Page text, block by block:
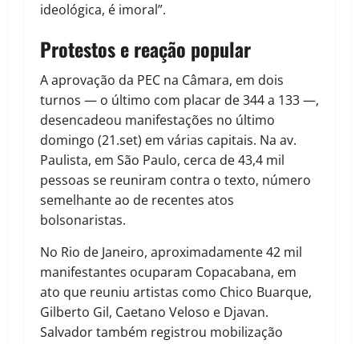
ideológica, é imoral”.
Protestos e reação popular
A aprovação da PEC na Câmara, em dois
turnos — o último com placar de 344 a 133 —,
desencadeou manifestações no último
domingo (21.set) em várias capitais. Na av.
Paulista, em São Paulo, cerca de 43,4 mil
pessoas se reuniram contra o texto, número
semelhante ao de recentes atos
bolsonaristas.
No Rio de Janeiro, aproximadamente 42 mil
manifestantes ocuparam Copacabana, em
ato que reuniu artistas como Chico Buarque,
Gilberto Gil, Caetano Veloso e Djavan.
Salvador também registrou mobilização